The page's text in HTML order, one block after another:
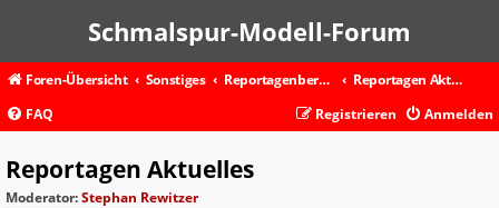
Schmalspur-Modell-Forum
Foren-Übersicht Sonstiges Reportagenbereich - Allgemein
Reportagen Aktuelles
FAQ
Anmelden
Registrieren
Reportagen Aktuelles
Moderator:Stephan Rewitzer